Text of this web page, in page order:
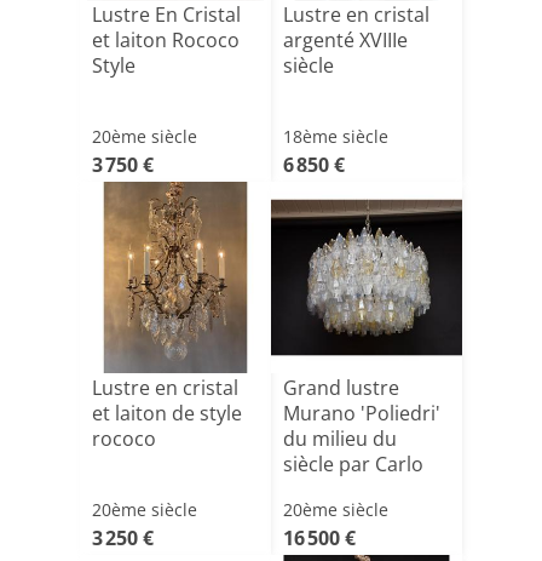
Lustre En Cristal
et laiton Rococo
Style
20ème siècle
3 750 €
Lustre en cristal
argenté XVIIIe
siècle
18ème siècle
6 850 €
Lustre en cristal
et laiton de style
rococo
20ème siècle
3 250 €
Grand lustre
Murano 'Poliedri'
du milieu du
siècle par Carlo
20ème siècle
16 500 €